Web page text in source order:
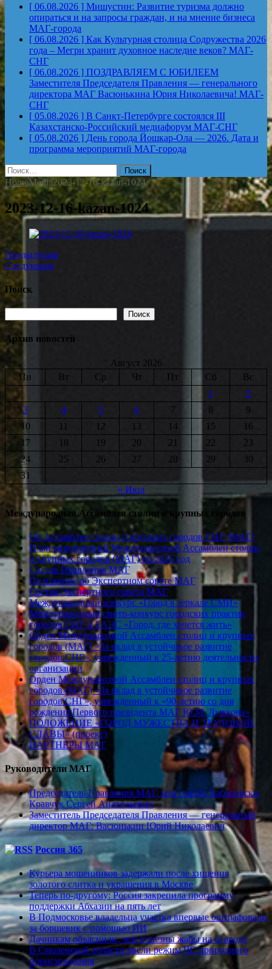
[ 06.08.2026 ] Мишустин: Развитие туризма должно
опираться и на запросы граждан, и на мнение бизнеса
МАГ-города
[ 06.08.2026 ] Как Культурная столица Содружества 2026
года – Мегри хранит духовное наследие веков? МАГ-
СНГ
[ 06.08.2026 ] ПОЗДРАВЛЯЕМ С ЮБИЛЕЕМ
Заместителя Председателя Правления — генерального
директора МАГ Васюнькина Юрия Николаевича! МАГ-
СНГ
[ 05.08.2026 ] В Санкт-Петербурге состоялся III
Казахстанско-Российский медиафорум МАГ-СНГ
[ 05.08.2026 ] День города Йошкар-Ола — 2026. Дата и
программа мероприятий МАГ-города
Найти:
HomeMedia2023-12-16-kazan-1024
2023-12-16-kazan-1024
Предыдущая
Следующая
Поиск
Поиск
Архив новостей
Август 2026
Пн
Вт Ср Чт Пт Сб
Вс
1
2
3
4 5 6 7 8
9
10
11 12 13 14 15
16
17
18 19 20 21 22
23
24
25 26 27 28 29
30
31
« Июл
Международная Ассамблея столиц и крупных городов
Об Ассамблее столиц и крупных городов СНГ (МАГ)
План мероприятий Международной Ассамблеи столиц
и крупных городов (МАГ) на 2026 год
Состав Правления МАГ
Положение об Экспертном совете МАГ
Состав Экспертного совета МАГ
Международный конкурс «Город в зеркале СМИ»
Международный смотр-конкурс городских практик
городов СНГ и ЕАЭС «Город, где хочется жить»
Орден Международной Ассамблеи столиц и крупных
городов (МАГ) «За вклад в устойчивое развитие
городов СНГ», учрежденный к 25-летию деятельности
организации
Орден Международной Ассамблеи столиц и крупных
городов (МАГ) «За вклад в устойчивое развитие
городов СНГ», учрежденный к «90-летию со дня
рождения Первого президента МАГ Ю.М. Лужкова»
ПОЛОЖЕНИЕ «ГОРОД МУЖЕСТВА И ТРУДОВОЙ
СЛАВЫ» (проект)
ПАРТНЕРЫ МАГ
Руководители МАГ
Председатель Правления МАГ, мэр города Хабаровска:
Кравчук Сергей Анатольевич
Заместитель Председателя Правления — генеральный
директор МАГ: Васюнькин Юрий Николаевич
Россия 365
Курьера мошенников задержали после хищения
золотого слитка и украшения в Москве
Теперь по-другому: Россия закрепила программу
поддержки Абхазии на пять лет
В Подмосковье владельца участка впервые оштрафовали
за борщевик с помощью ИИ
Дачникам объяснили, чем полезны жабы на огороде
В Смоленской области ввели режим ЧС природного
происхождения